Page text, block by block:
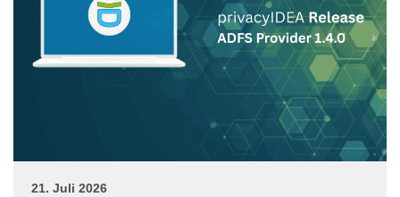
21. Juli 2026